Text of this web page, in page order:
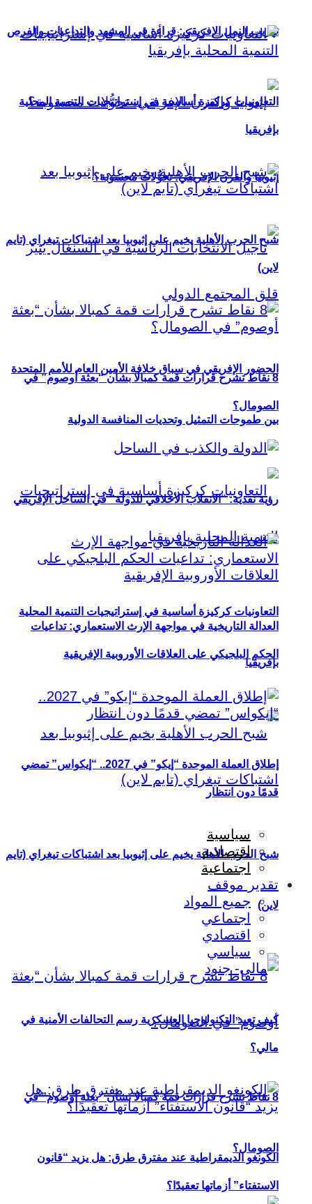
تهريب النمل الإفريقي: قراءة في المشهد والتداعيات والفرص
إثيوبيا والقرن الإفريقي: تحوُّلات محسوبة؟
الحضور الإفريقي في سباق خلافة الأمين العام للأمم المتحدة
بين طموحات التمثيل وتحديات المنافسة الدولية
التعاونيات كركيزة أساسية في إستراتيجيات التنمية المحلية
بإفريقيا
شبح الحرب الأهلية يخيم على إثيوبيا بعد اشتباكات تيغراي (تايم
لاين)
8 نقاط تشرح قرارات قمة كمبالا بشأن “بعثة أوصوم” في
الصومال؟
التعاونيات كركيزة أساسية في إستراتيجيات التنمية المحلية
بإفريقيا
شبح الحرب الأهلية يخيم على إثيوبيا بعد اشتباكات تيغراي (تايم
لاين)
8 نقاط تشرح قرارات قمة كمبالا بشأن “بعثة أوصوم” في
الصومال؟
رؤية نقدية: “الانقلاب الأخلاقي للدولة” في الساحل الإفريقي
العدالة التاريخية في مواجهة الإرث الاستعماري: تداعيات
الحكم البلجيكي على العلاقات الأوروبية الإفريقية
إطلاق العملة الموحدة “إيكو” في 2027.. “إيكواس” تمضي
قدمًا دون انتظار
سياسية
اقتصادية
اجتماعية
تقدير موقف
جميع المواد
اجتماعي
اقتصادي
سياسي
كيف تعيد التكنولوجيا العسكرية رسم التحالفات الأمنية في
مالي؟
الكونغو الديمقراطية عند مفترق طرق: هل يزيد “قانون
الاستفتاء” أزماتها تعقيدًا؟